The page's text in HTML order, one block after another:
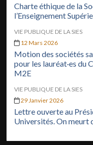
Charte éthique de la
l’Enseignement
VIE PUBLIQUE DE LA SIES
12 Mars 2026
Motion des sociétés
pour les lauréat·es du
M2E
VIE PUBLIQUE DE LA SIES
29 Janvier 2026
Lettre ouverte au
Universités. On meurt